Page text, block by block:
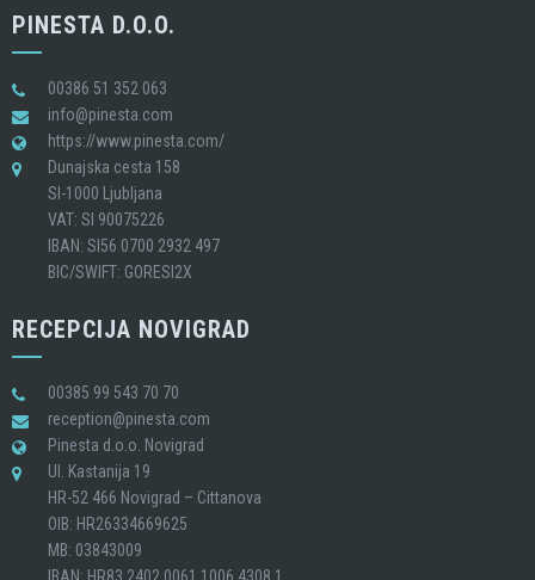
PINESTA D.O.O.
00386 51 352 063
info@pinesta.com
https://www.pinesta.com/
Dunajska cesta 158
SI-1000 Ljubljana
VAT: SI 90075226
IBAN: SI56 0700 2932 497
BIC/SWIFT: GORESI2X
RECEPCIJA NOVIGRAD
00385 99 543 70 70
reception@pinesta.com
Pinesta d.o.o. Novigrad
Ul. Kastanija 19
HR-52 466 Novigrad – Cittanova
OIB: HR26334669625
MB: 03843009